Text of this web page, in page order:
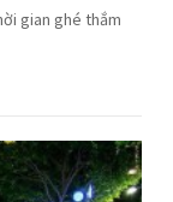
gian ghé thắm